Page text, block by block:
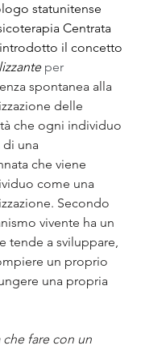
statunitense
Centrata
introdotto il concetto
per
spontanea alla
delle
che ogni individuo
di una
che viene
come una
Secondo
vivente ha un
tende a sviluppare,
un proprio
una propria
che fare con un